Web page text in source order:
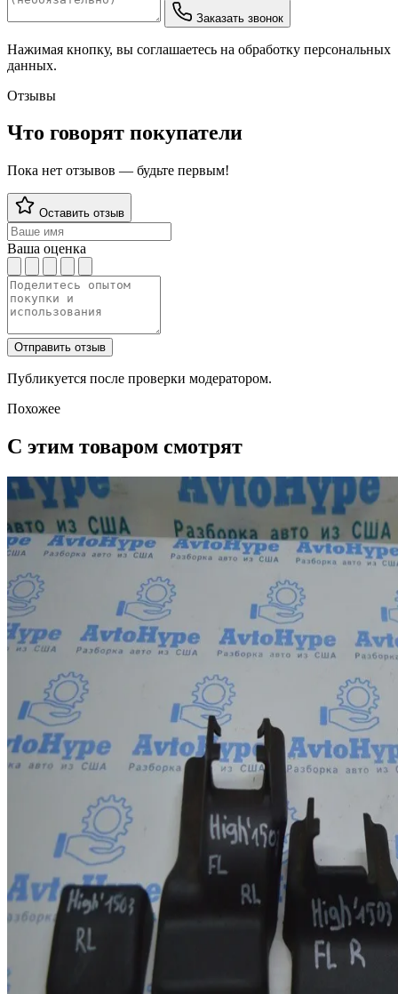
Заказать звонок
Нажимая кнопку, вы соглашаетесь на обработку персональных
данных.
Отзывы
Что говорят покупатели
Пока нет отзывов — будьте первым!
Оставить отзыв
Ваша оценка
Отправить отзыв
Публикуется после проверки модератором.
Похожее
С этим товаром смотрят